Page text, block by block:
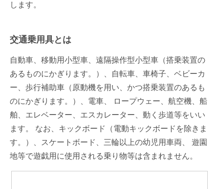
します。
交通乗用具とは
自動車、移動用小型車、遠隔操作型小型車（搭乗装置の
あるものにかぎります。）、自転車、車椅子、ベビーカ
ー、歩行補助車（原動機を用い、かつ搭乗装置のあるも
のにかぎります。）、電車、 ロープウェー、航空機、船
舶、エレベーター、エスカレーター、動く歩道等をいい
ます。 なお、キックボード（電動キックボードを除きま
す。）、スケートボード、三輪以上の幼児用車両、 遊園
地等で遊戯用に使用される乗り物等は含まれません。